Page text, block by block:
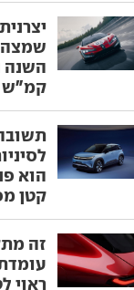
קמ"ש
הוא
קטן
זה
ראוי